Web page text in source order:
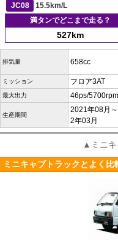
JC08
15.5km/L
満タンでどこまで走る？
527km
排気量 658cc
ミッション フロア3AT
最大出力 46ps/5700rpm
生産期間
2021年08月
2年03月
▲ミニキ
ミニキャブトラックとよく比